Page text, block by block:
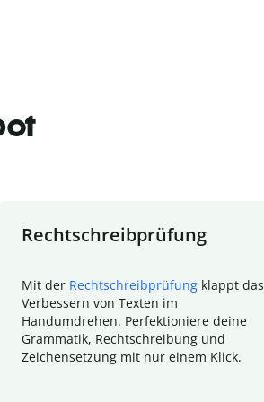
Rechtschreibprüfung
Mit der Rechtschreibprüfung klappt das
Verbessern von Texten im
Handumdrehen. Perfektioniere deine
Grammatik, Rechtschreibung und
Zeichensetzung mit nur einem Klick.